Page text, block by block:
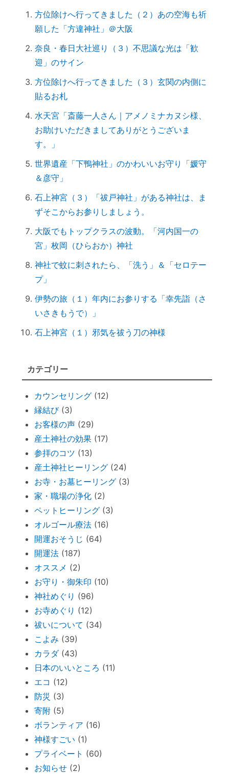
実はNG！？｜やってはいけない参拝マナ
ー７つ
「鉄分」と「温活」で開運♪～鉄瓶を再生
してみた
怒っている人は「困っている」人。自分に
「産土神社ヒーリング」の流れ
究極のアーシング。「砂浴」でデトックス
してきました（２）
究極のアーシング。「砂浴」でデトックス
してきました（１）
音で世界を整える「天才バイオリニスト
HIMARIさん」～聞くだけで身体が整えられ
ハタキをかけると部屋の波動が上がる♪
るコツ
非常用トイレ（尿と便を分ければ臭わな
い）
台風を正しく怖がろう ～知って損なし
台風１０号で感じる「当たり前のしあわ
魂の成熟度について ～ 親や上司は案
法 』
悪いカルマを相殺できるコツコツ貯金
仏壇内の断捨離
ペットヒーリング（ペットの不仲、誤食）
オススメ：全身に効果的な「耳温灸」～煙
が出ない温灸器
断捨離しながら寄付できる「いいことシッ
プ」～ 必要なのは送料のみ。
胎内記憶ガール「お空のセカイ」～流産の
理由が少し可愛くてホッコリ。
「胎内記憶」を持つ子どもが増えているワ
ケ
新生活が始まったら「鎮守神社リサーチ」
を。
古い携帯から受けるダメージ
周りを優先し過ぎる人のための「ご自愛レ
ッスン」
神社巡りならぬ「トイレ巡り」～The
Tokyo Toilet
ずっと観ていたい。映画「PERFECT
DAYS」
電子レンジの電磁波対策に「レンジプロテ
クター」
方位除けへ行ってきました（２）あの空海も祈
願した「方違神社」＠大阪
奈良・春日大社巡り（３）不思議な光は「歓
迎」のサイン
方位除けへ行ってきました（３）玄関の内側に
貼るお札
水天宮「斎藤一人さん｜アメノミナカヌシ様、
お助けいただきましてありがとうございま
す。」
世界遺産「下鴨神社」のかわいいお守り「媛守
＆彦守」
石上神宮（３）「祓戸神社」がある神社は、ま
ずそこからお参りしましょう。
大阪でもトップクラスの波動。「河内国一の
宮」枚岡（ひらおか）神社
神社で蚊に刺されたら、「洗う」＆「セロテー
プ」
伊勢の旅（１）年内にお参りする「幸先詣（さ
いさきもうで）」
石上神宮（１）邪気を祓う刀の神様
カテゴリー
カウンセリング(12)
縁結び(3)
お客様の声(29)
産土神社の効果(17)
参拝のコツ (13)
産土神社ヒーリング(24)
お寺・お墓ヒーリング(3)
家・職場の浄化(2)
ペットヒーリング(3)
オルゴール療法(16)
開運おそうじ (64)
開運法(187)
オススメ (2)
お守り・御朱印 (10)
神社めぐり (96)
お寺めぐり (12)
祓いについて (34)
こよみ (39)
カラダ(43)
日本のいいところ (11)
エコ (12)
防災 (3)
寄附(5)
ボランティア (16)
神様すごい (1)
プライベート (60)
お知らせ(2)